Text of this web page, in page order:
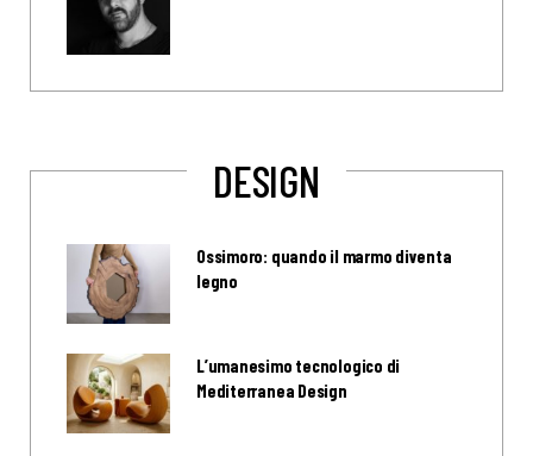
DESIGN
Ossimoro: quando il marmo diventa
legno
L’umanesimo tecnologico di
Mediterranea Design